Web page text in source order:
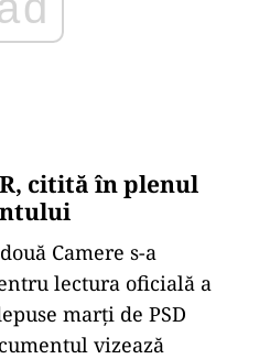
citită în plenul
Camere s-a
lectura oficială a
marți de PSD
vizează